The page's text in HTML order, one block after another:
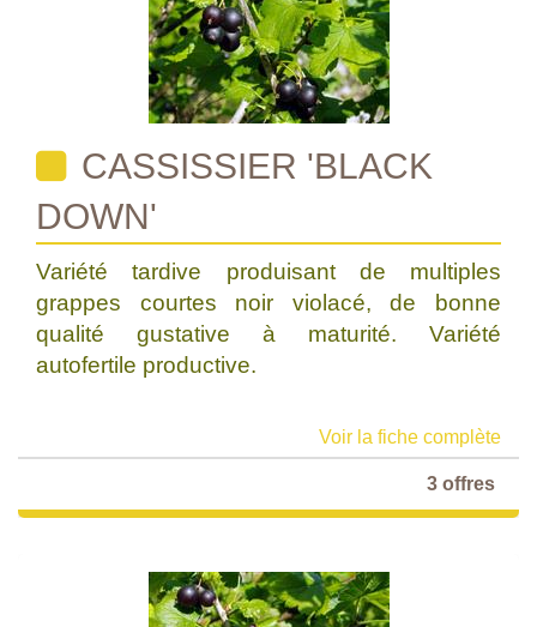
CASSISSIER 'BLACK
DOWN'
Variété tardive produisant de multiples
grappes courtes noir violacé, de bonne
qualité gustative à maturité. Variété
autofertile productive.
Voir la fiche complète
3 offres